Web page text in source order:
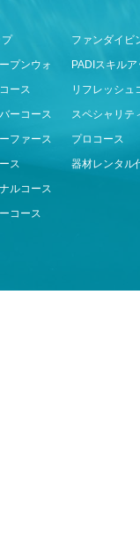
プ
プンウォ
ース
ーコース
ファース
ス
ルコース
コース
ファンダイビ
PADIスキルア
リフレッシュ
スペシャリテ
プロコース
器材レンタル